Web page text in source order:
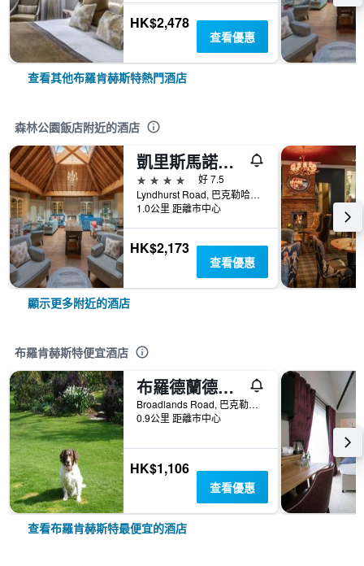
HK$2,478
查看優惠
查看其他布羅肯赫斯特熱門酒店
森林公園飯店附近的酒店
凱里斯馬諾酒店 - 布洛肯赫斯特
4星級
好 7.5
Lyndhurst Road, 巴克勒哈德, 英國
1.0公里 距離市中心
HK$2,173
查看優惠
顯示更多附近的酒店
布羅肯赫斯特便宜酒店
布羅德蘭德斯蓋特住宿加早餐旅館
Broadlands Road, 巴克勒哈德, 英國
0.9公里 距離市中心
HK$1,106
查看優惠
查看布羅肯赫斯特最便宜的酒店